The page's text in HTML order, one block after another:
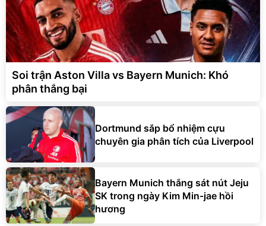
Soi trận Aston Villa vs Bayern Munich: Khó
phân thắng bại
Dortmund sắp bổ nhiệm cựu
chuyên gia phân tích của Liverpool
Bayern Munich thắng sát nút Jeju
SK trong ngày Kim Min-jae hồi
hương